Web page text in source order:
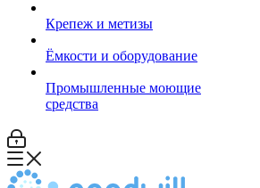
Крепеж и метизы
Ёмкости и оборудование
Промышленные моющие
средства